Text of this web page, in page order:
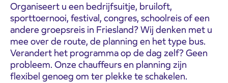
Organiseert u een bedrijfsuitje, bruiloft,
sporttoernooi, festival, congres, schoolreis of een
andere groepsreis in Friesland? Wij denken met u
mee over de route, de planning en het type bus.
Verandert het programma op de dag zelf? Geen
probleem. Onze chauffeurs en planning zijn
flexibel genoeg om ter plekke te schakelen.